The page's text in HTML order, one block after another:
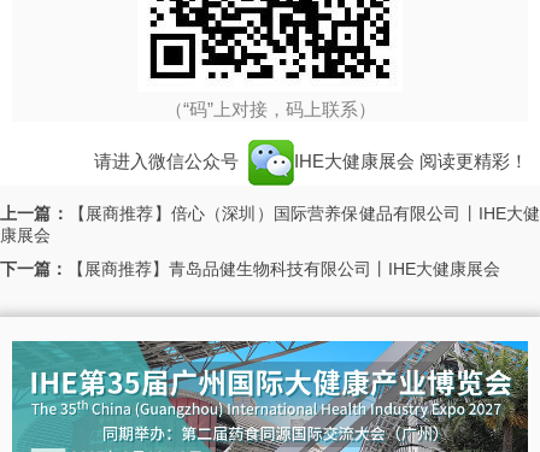
（“码”上对接，码上联系）
请进入微信公众号 IHE大健康展会 阅读更精彩！
上一篇：
【展商推荐】倍心（深圳）国际营养保健品有限公司丨IHE大健
康展会
下一篇：
【展商推荐】青岛品健生物科技有限公司丨IHE大健康展会